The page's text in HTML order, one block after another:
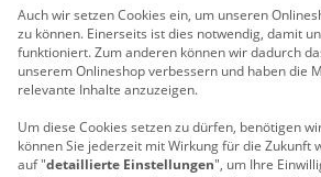
Garten- und Freizeitboxen
Mülltonnenboxen
Hochbeete und Hochteiche
Komposter
Pflanzgefäße / Rankhilfen
Auch wir setzen Cookies ein, um unseren
zu können. Einerseits ist dies notwendig, damit
funktioniert. Zum anderen können wir dadurch
unserem Onlineshop verbessern und haben die
relevante Inhalte anzuzeigen.
Um diese Cookies setzen zu dürfen, benötigen
können Sie jederzeit mit Wirkung für die Zukunft
auf "detaillierte Einstellungen", um Ihre